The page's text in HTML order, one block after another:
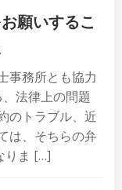
願いするこ
事務所とも協力
法律上の問題
のトラブル、近
は、そちらの弁
りま […]